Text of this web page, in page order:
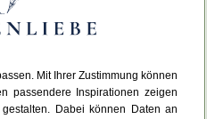
Mit Ihrer Zustimmung können
passendere Inspirationen zeigen
Dabei können Daten an